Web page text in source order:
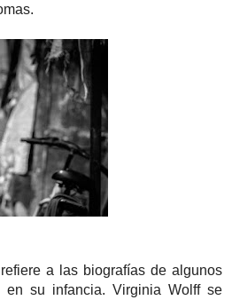
a las biografías de algunos
en su infancia. Virginia Wolff se